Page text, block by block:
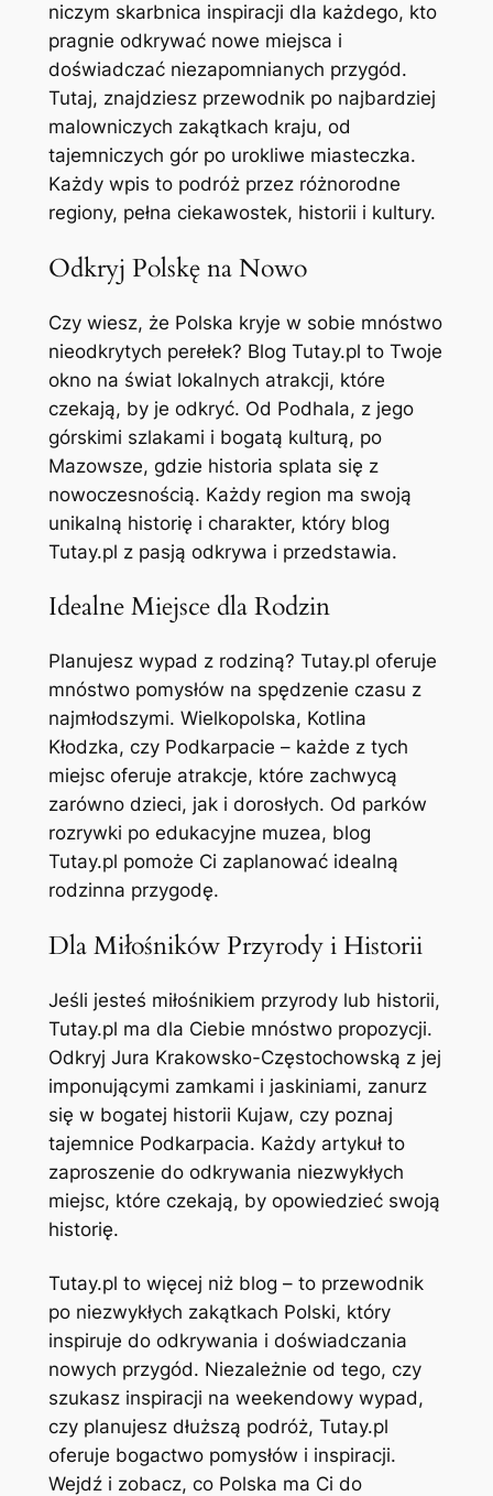
niczym skarbnica inspiracji dla każdego, kto
pragnie odkrywać nowe miejsca i
doświadczać niezapomnianych przygód.
Tutaj, znajdziesz przewodnik po najbardziej
malowniczych zakątkach kraju, od
tajemniczych gór po urokliwe miasteczka.
Każdy wpis to podróż przez różnorodne
regiony, pełna ciekawostek, historii i kultury.
Odkryj Polskę na Nowo
Czy wiesz, że Polska kryje w sobie mnóstwo
nieodkrytych perełek? Blog Tutay.pl to Twoje
okno na świat lokalnych atrakcji, które
czekają, by je odkryć. Od Podhala, z jego
górskimi szlakami i bogatą kulturą, po
Mazowsze, gdzie historia splata się z
nowoczesnością. Każdy region ma swoją
unikalną historię i charakter, który blog
Tutay.pl z pasją odkrywa i przedstawia.
Idealne Miejsce dla Rodzin
Planujesz wypad z rodziną? Tutay.pl oferuje
mnóstwo pomysłów na spędzenie czasu z
najmłodszymi. Wielkopolska, Kotlina
Kłodzka, czy Podkarpacie – każde z tych
miejsc oferuje atrakcje, które zachwycą
zarówno dzieci, jak i dorosłych. Od parków
rozrywki po edukacyjne muzea, blog
Tutay.pl pomoże Ci zaplanować idealną
rodzinna przygodę.
Dla Miłośników Przyrody i Historii
Jeśli jesteś miłośnikiem przyrody lub historii,
Tutay.pl ma dla Ciebie mnóstwo propozycji.
Odkryj Jura Krakowsko-Częstochowską z jej
imponującymi zamkami i jaskiniami, zanurz
się w bogatej historii Kujaw, czy poznaj
tajemnice Podkarpacia. Każdy artykuł to
zaproszenie do odkrywania niezwykłych
miejsc, które czekają, by opowiedzieć swoją
historię.
Tutay.pl to więcej niż blog – to przewodnik
po niezwykłych zakątkach Polski, który
inspiruje do odkrywania i doświadczania
nowych przygód. Niezależnie od tego, czy
szukasz inspiracji na weekendowy wypad,
czy planujesz dłuższą podróż, Tutay.pl
oferuje bogactwo pomysłów i inspiracji.
Wejdź i zobacz, co Polska ma Ci do